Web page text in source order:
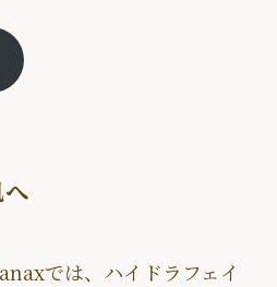
では、ハイドラフェイ